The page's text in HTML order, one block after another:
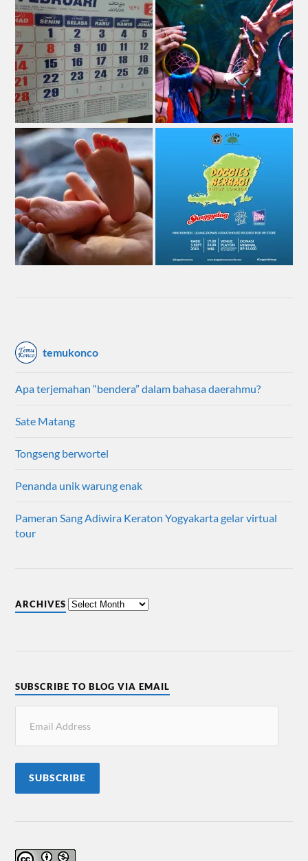
temukonco
Apa terjemahan “bendera” dalam bahasa daerahmu?
Sate Matang
Tongseng berwortel
Penanda unik warung enak
Pameran Sang Adiwira Keraton Yogyakarta gelar virtual
tour
ARCHIVES
SUBSCRIBE TO BLOG VIA EMAIL
SUBSCRIBE